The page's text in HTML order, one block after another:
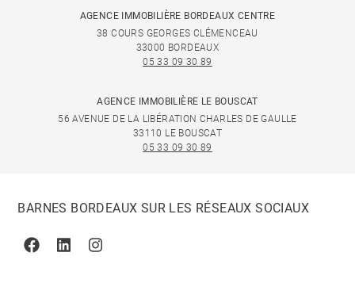
AGENCE IMMOBILIÈRE BORDEAUX CENTRE
38 COURS GEORGES CLÉMENCEAU
33000 BORDEAUX
05 33 09 30 89
AGENCE IMMOBILIÈRE LE BOUSCAT
56 AVENUE DE LA LIBÉRATION CHARLES DE GAULLE
33110 LE BOUSCAT
05 33 09 30 89
BARNES BORDEAUX SUR LES RÉSEAUX SOCIAUX
FacebookLinkedinInstagram